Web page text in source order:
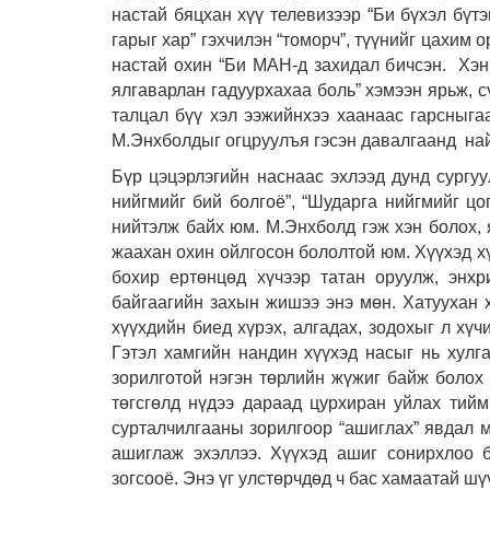
настай бяцхан хүү телевизээр “Би бүхэл
гарыг хар” гэхчилэн “томорч”, түүнийг
настай охин “Би МАН-д захидал бичсэн.
ялгаварлан гадуурхахаа боль” хэмээн
талцал бүү хэл ээжийнхээ хаанаас
М.Энхболдыг огцруулъя гэсэн давалгаанд
Бүр цэцэрлэгийн наснаас эхлээд дунд
нийгмийг бий болгоё”, “Шударга нийгмийг
нийтэлж байх юм. М.Энхболд гэж хэн болох,
жаахан охин ойлгосон бололтой юм. Хүүхэд
бохир ертөнцөд хүчээр татан оруулж,
байгаагийн захын жишээ энэ мөн. Хатуухан
хүүхдийн биед хүрэх, алгадах, зодохыг л
Гэтэл хамгийн нандин хүүхэд насыг нь
зорилготой нэгэн төрлийн жүжиг байж
төгсгөлд нүдээ дараад цурхиран уйлах
сурталчилгааны зорилгоор “ашиглах” явдал
ашиглаж эхэллээ. Хүүхэд ашиг сонирхлоо
зогсооё. Энэ үг улстөрчдөд ч бас хамаатай